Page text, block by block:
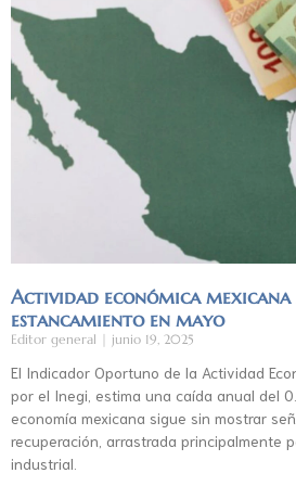
Actividad económica mexicana
estancamiento en mayo
Editor general junio 19, 2025
El Indicador Oportuno de la Actividad
por el Inegi, estima una caída anual del
economía mexicana sigue sin mostrar
recuperación, arrastrada principalmente
industrial.